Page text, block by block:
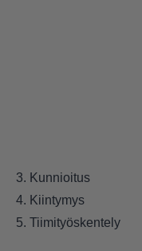
3. Kunnioitus
4. Kiintymys
5. Tiimityöskentely